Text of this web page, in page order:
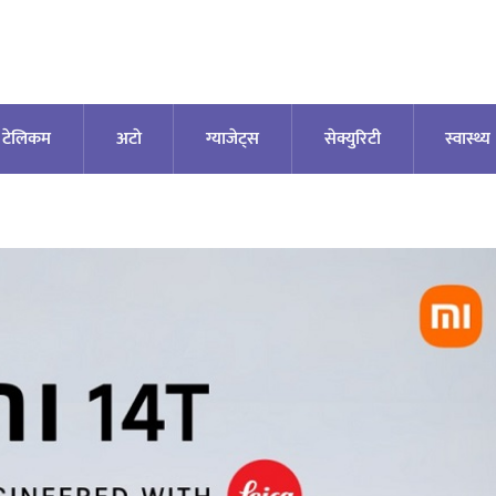
टेलिकम अटाे ग्याजेट्स सेक्युरिटी स्वास्थ्य